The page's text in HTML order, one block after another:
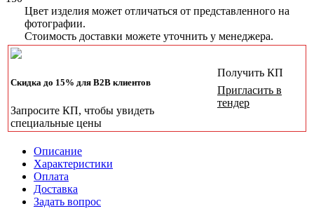
Цвет изделия может отличаться от представленного на
фотографии.
Стоимость доставки можете уточнить у менеджера.
Скидка до 15% для B2B клиентов
Запросите КП, чтобы увидеть
специальные цены
Получить КП
Пригласить в
тендер
Описание
Характеристики
Оплата
Доставка
Задать вопрос